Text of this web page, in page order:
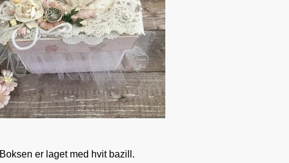
Boksen er laget med hvit bazill.